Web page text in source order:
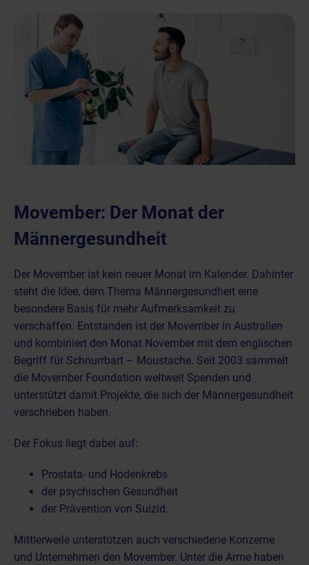
Movember: Der Monat der
Männergesundheit
Der Movember ist kein neuer Monat im Kalender. Dahinter
steht die Idee, dem Thema Männergesundheit eine
besondere Basis für mehr Aufmerksamkeit zu
verschaffen. Entstanden ist der Movember in Australien
und kombiniert den Monat November mit dem englischen
Begriff für Schnurrbart – Moustache. Seit 2003 sammelt
die Movember Foundation weltweit Spenden und
unterstützt damit Projekte, die sich der Männergesundheit
verschrieben haben.
Der Fokus liegt dabei auf:
Prostata- und Hodenkrebs
der psychischen Gesundheit
der Prävention von Suizid.
Mittlerweile unterstützen auch verschiedene Konzerne
und Unternehmen den Movember. Unter die Arme haben